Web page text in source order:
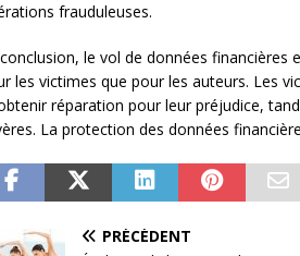
frauduleuses.
le vol de données
les victimes que pour les auteurs. Les
réparation pour leur préjudice,
La protection des données
PRÉCÉDENT